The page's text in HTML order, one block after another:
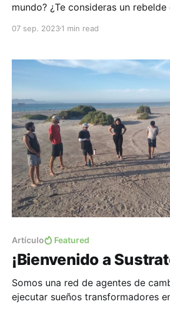
mundo? ¿Te consideras un rebelde
tomar acción y crear el mundo que
Bienvenido a Sustrato. Una red de
07 sep. 20231 min read
Artículo Featured
¡Bienvenido a
Somos una red de agentes de
ejecutar sueños transformadores